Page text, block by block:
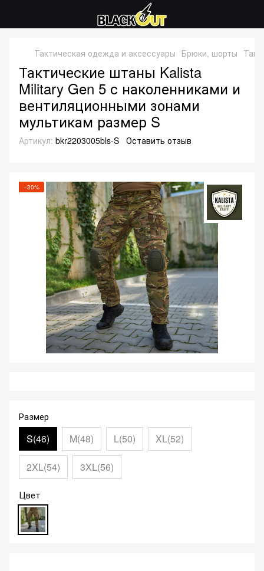
Тактическая одежда и аксессуары Брюки, шорты
Тактические штаны Kalista
Military Gen 5 с наколенниками и
вентиляционными зонами
мультикам размер S
Артикул: bkr2203005bls-S Оставить отзыв
−30%
Размер
S(46) M(48) L(50) XL(52)
2XL(54) 3XL(56)
Цвет